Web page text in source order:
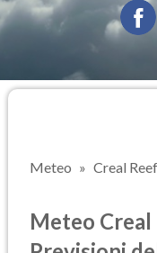
Meteo Creal Reef
Meteo Creal